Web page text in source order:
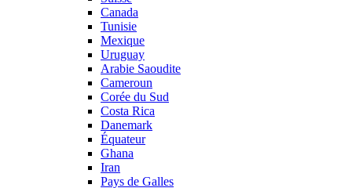
Canada
Tunisie
Mexique
Uruguay
Arabie Saoudite
Cameroun
Corée du Sud
Costa Rica
Danemark
Équateur
Ghana
Iran
Pays de Galles